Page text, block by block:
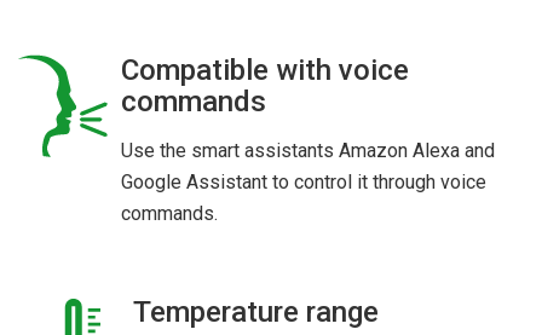
Compatible with voice
commands
Use the smart assistants Amazon Alexa and
Google Assistant to control it through voice
commands.
Temperature range